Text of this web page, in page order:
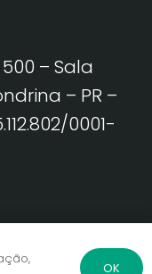
– Sala
– PR –
0001-
de Uso
OK